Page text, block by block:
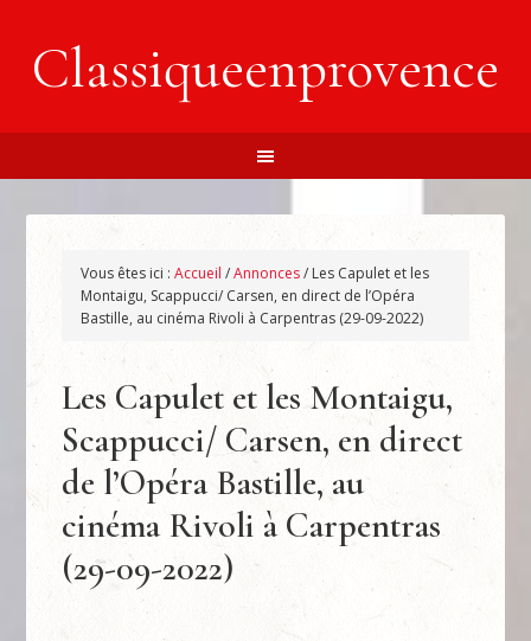
Classiqueenprovence
Vous êtes ici :Accueil /Annonces/ Les Capulet et les
Montaigu, Scappucci/ Carsen, en direct de l’Opéra
Bastille, au cinéma Rivoli à Carpentras (29-09-2022)
Les Capulet et les Montaigu,
Scappucci/ Carsen, en direct
de l’Opéra Bastille, au
cinéma Rivoli à Carpentras
(29-09-2022)